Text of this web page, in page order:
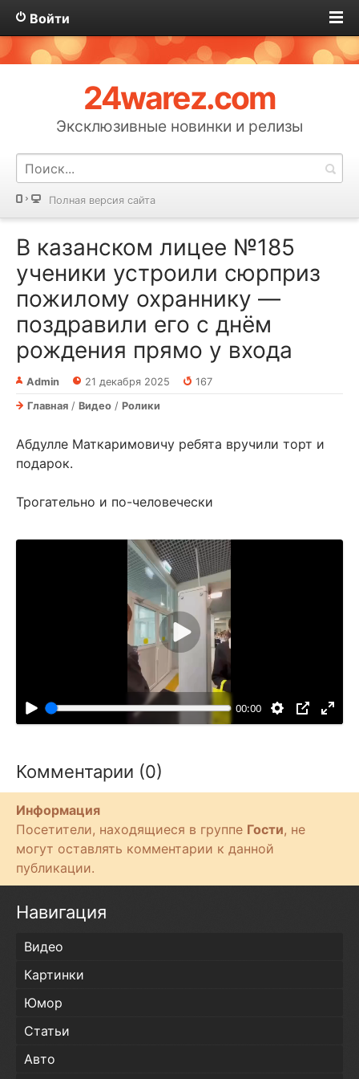
Войти
24warez.com
Эксклюзивные новинки и релизы
Полная версия сайта
В казанском лицее №185
ученики устроили сюрприз
пожилому охраннику —
поздравили его с днём
рождения прямо у входа
Admin 21 декабря 2025
167
Главная / Видео / Ролики
Абдулле Маткаримовичу ребята вручили торт и
подарок.
Трогательно и по-человечески
00:00
В
с
п
р
с
т
Комментарии (0)
Информация
Посетители, находящиеся в группе Гости, не
могут оставлять комментарии к данной
публикации.
Навигация
Видео
Картинки
Юмор
Статьи
Авто